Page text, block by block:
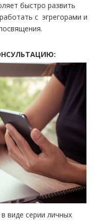
быстро развить
с эгрегорами и
виде серии личных